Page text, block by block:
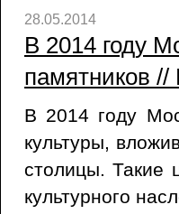
28.05.2014
В 2014 году
памятников //
В 2014 году
культуры,
столицы. Такие
культурного